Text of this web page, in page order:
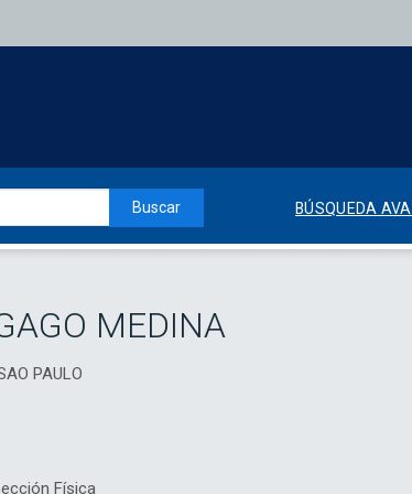
Buscar BÚSQUEDA
MEDINA
PAULO
Física